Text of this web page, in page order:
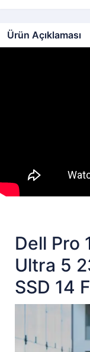
Ürün Açıklaması
Dell Pro
Ultra 5
SSD 14